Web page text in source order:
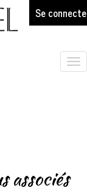
Se
associés